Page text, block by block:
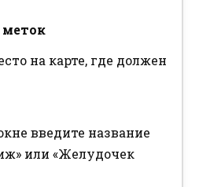
меток
на карте, где должен
введите название
или «Желудочек